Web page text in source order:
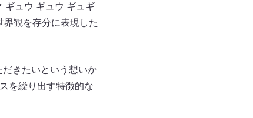
ギュウ ギュウ ギュギ
界観を存分に表現した
きたいという想いか
を繰り出す特徴的な